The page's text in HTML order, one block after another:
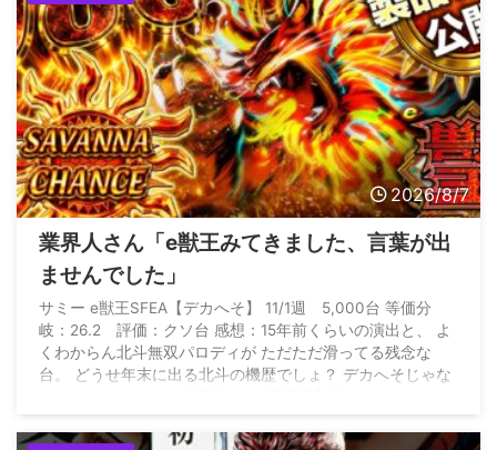
2026/8/7
業界人さん「e獣王みてきました、言葉が出
ませんでした」
サミー e獣王SFEA【デカへそ】 11/1週 5,000台 等価分
岐：26.2 評価：クソ台 感想：15年前くらいの演出と、 よ
くわからん北斗無双パロディが ただただ滑ってる残念な
台。 どうせ年末に出る北斗の機歴でしょ？ デカへそじゃな